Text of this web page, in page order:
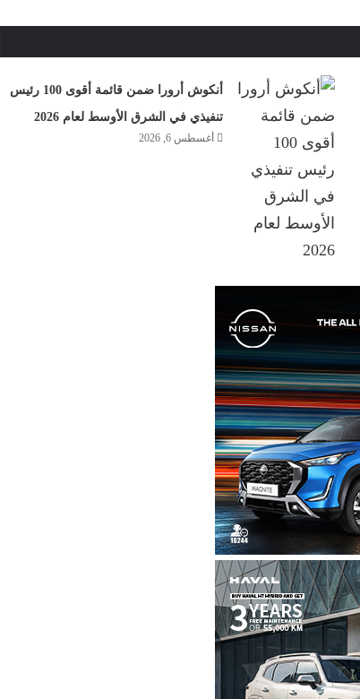
أنكوش أرورا ضمن قائمة أقوى 100 رئيس
تنفيذي في الشرق الأوسط لعام 2026
أغسطس 6, 2026